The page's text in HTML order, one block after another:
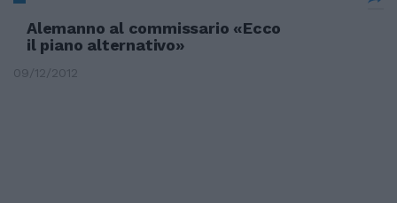
Alemanno al commissario «Ecco
il piano alternativo»
09/12/2012